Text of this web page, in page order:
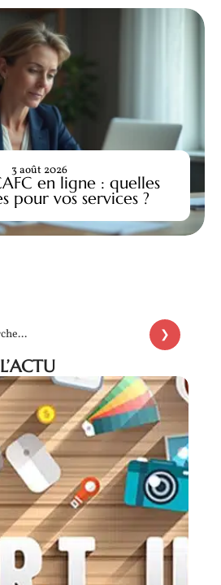
en ligne : quelles
pour vos services ?
3 août 2026